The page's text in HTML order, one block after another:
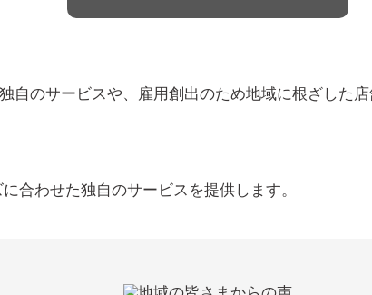
のサービスや、雇用創出のため地域に根ざした店
合わせた独自のサービスを提供します。